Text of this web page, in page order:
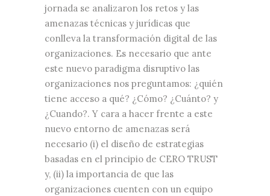
jornada se analizaron los retos y las
amenazas técnicas y jurídicas que
conlleva la transformación digital de las
organizaciones. Es necesario que ante
este nuevo paradigma disruptivo las
organizaciones nos preguntamos: ¿quién
tiene acceso a qué? ¿Cómo? ¿Cuánto? y
¿Cuando?. Y cara a hacer frente a este
nuevo entorno de amenazas será
necesario (i) el diseño de estrategias
basadas en el principio de CERO TRUST
y, (ii) la importancia de que las
organizaciones cuenten con un equipo